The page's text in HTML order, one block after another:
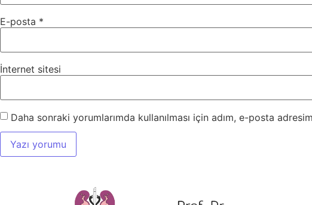
E-posta *
İnternet sitesi
Daha sonraki yorumlarımda kullanılması için adım, e-posta